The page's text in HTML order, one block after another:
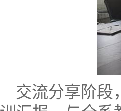
交流分享阶段